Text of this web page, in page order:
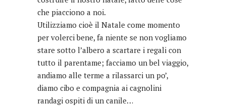
che piacciono a noi.
Utilizziamo cioè il Natale come momento
per volerci bene, fa niente se non vogliamo
stare sotto l’albero a scartare i regali con
tutto il parentame; facciamo un bel viaggio,
andiamo alle terme a rilassarci un po’,
diamo cibo e compagnia ai cagnolini
randagi ospiti di un canile…